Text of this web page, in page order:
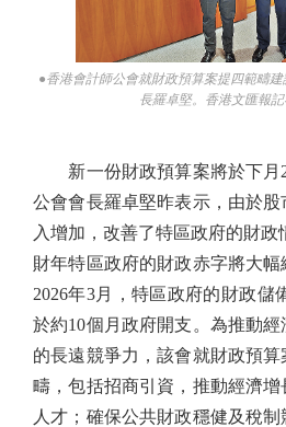
●香港會計師公會就財政預算案提四範疇
長羅卓堅。香港文匯報
新一份財政預算案將於下月
公會會長羅卓堅昨表示，由於
入增加，改善了特區政府的財政
財年特區政府的財政赤字將大幅
2026年3月，特區政府的財政儲
於約10個月政府開支。為推動
的長遠競爭力，該會就財政預
疇，包括招商引資，推動經濟
人才；確保公共財政穩健及稅